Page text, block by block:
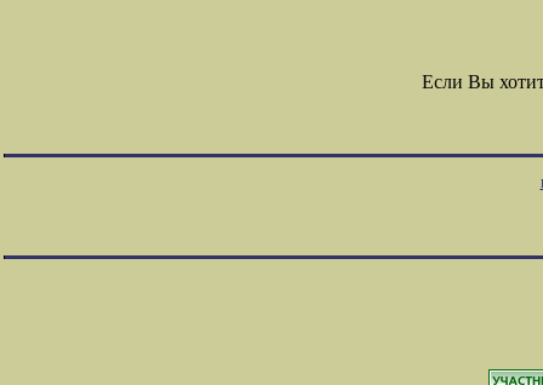
Если Вы